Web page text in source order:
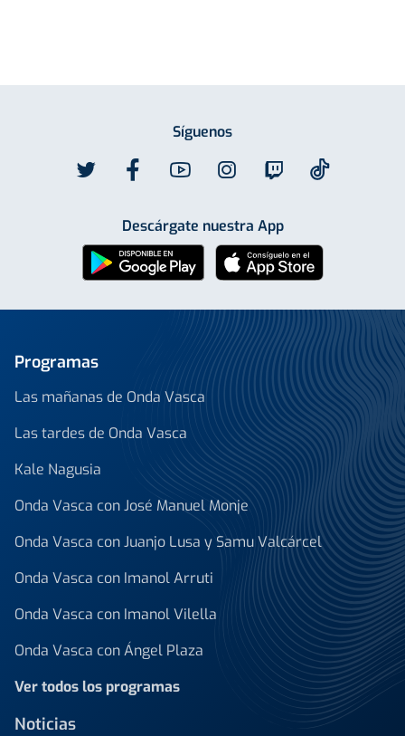
Síguenos
Descárgate nuestra App
Programas
Las mañanas de Onda Vasca
Las tardes de Onda Vasca
Kale Nagusia
Onda Vasca con José Manuel Monje
Onda Vasca con Juanjo Lusa y Samu Valcárcel
Onda Vasca con Imanol Arruti
Onda Vasca con Imanol Vilella
Onda Vasca con Ángel Plaza
Ver todos los programas
Noticias